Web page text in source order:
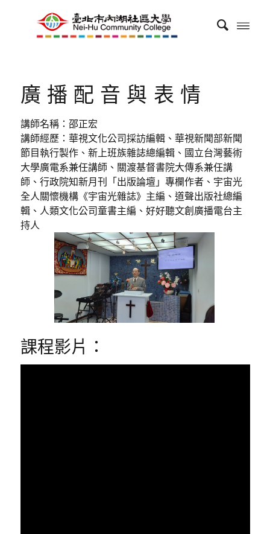
廣播配音與表情
講師名稱：邵正宏
講師經歷：華視文化公司採訪編輯、華視新聞部新聞
節目執行製作、新上班族雜誌總編輯、國立台灣藝術
大學廣電系兼任講師、關渡基督書院大傳系兼任講
師、行政院知新月刊「出版論壇」專欄作者、宇宙光
全人關懷機構《宇宙光雜誌》主編、道聲出版社總編
輯、人類文化公司童書主編、好好聽文創廣播電台主
持人
課程影片：